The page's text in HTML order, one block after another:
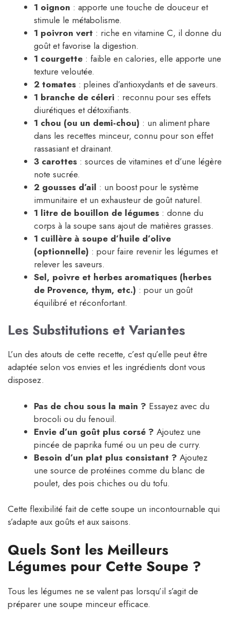
1 oignon : apporte une touche de douceur et
stimule le métabolisme.
1 poivron vert : riche en vitamine C, il donne du
goût et favorise la digestion.
1 courgette : faible en calories, elle apporte une
texture veloutée.
2 tomates : pleines d’antioxydants et de saveurs.
1 branche de céleri : reconnu pour ses effets
diurétiques et détoxifiants.
1 chou (ou un demi-chou) : un aliment phare
dans les recettes minceur, connu pour son effet
rassasiant et drainant.
3 carottes : sources de vitamines et d’une légère
note sucrée.
2 gousses d’ail : un boost pour le système
immunitaire et un exhausteur de goût naturel.
1 litre de bouillon de légumes : donne du
corps à la soupe sans ajout de matières grasses.
1 cuillère à soupe d’huile d’olive
(optionnelle) : pour faire revenir les légumes et
relever les saveurs.
Sel, poivre et herbes aromatiques (herbes
de Provence, thym, etc.) : pour un goût
équilibré et réconfortant.
Les Substitutions et Variantes
L’un des atouts de cette recette, c’est qu’elle peut être
adaptée selon vos envies et les ingrédients dont vous
disposez.
Pas de chou sous la main ? Essayez avec du
brocoli ou du fenouil.
Envie d’un goût plus corsé ? Ajoutez une
pincée de paprika fumé ou un peu de curry.
Besoin d’un plat plus consistant ? Ajoutez
une source de protéines comme du blanc de
poulet, des pois chiches ou du tofu.
Cette flexibilité fait de cette soupe un incontournable qui
s’adapte aux goûts et aux saisons.
Quels Sont les Meilleurs
Légumes pour Cette Soupe ?
Tous les légumes ne se valent pas lorsqu’il s’agit de
préparer une soupe minceur efficace.